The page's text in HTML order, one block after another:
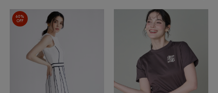
60%
OFF